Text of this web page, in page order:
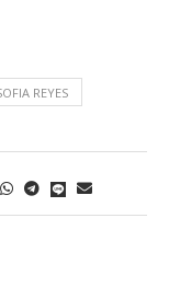
REYES